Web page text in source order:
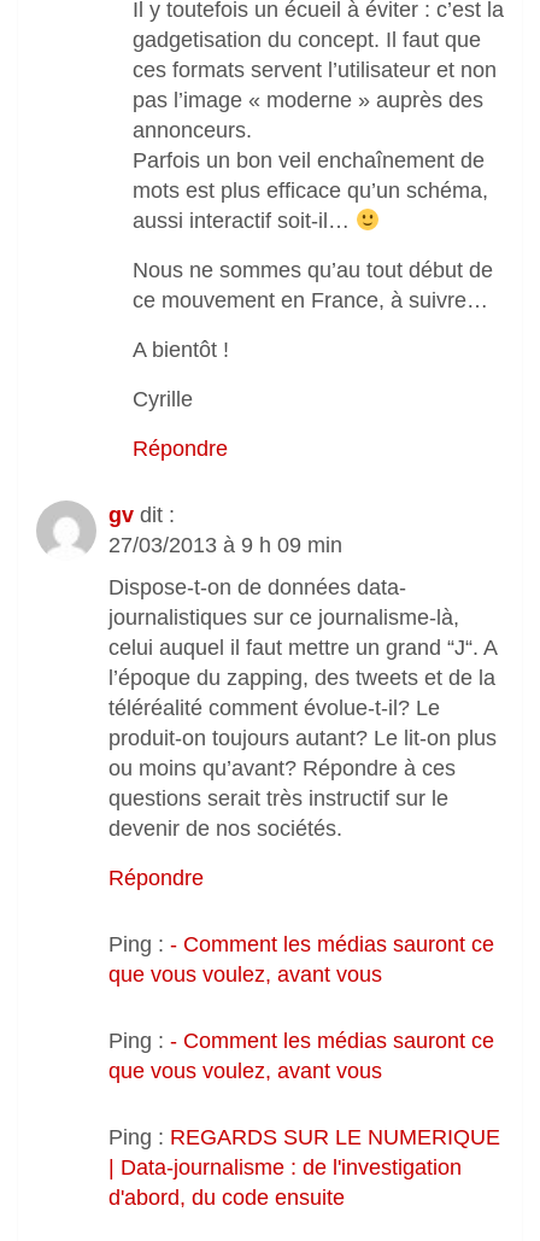
Il y toutefois un écueil à éviter : c’est la
gadgetisation du concept. Il faut que
ces formats servent l’utilisateur et non
pas l’image « moderne » auprès des
annonceurs.
Parfois un bon veil enchaînement de
mots est plus efficace qu’un schéma,
aussi interactif soit-il…
Nous ne sommes qu’au tout début de
ce mouvement en France, à suivre…
A bientôt !
Cyrille
Répondre
gv dit :
27/03/2013 à 9 h 09 min
Dispose-t-on de données data-
journalistiques sur ce journalisme-là,
celui auquel il faut mettre un grand “J“. A
l’époque du zapping, des tweets et de la
téléréalité comment évolue-t-il? Le
produit-on toujours autant? Le lit-on plus
ou moins qu’avant? Répondre à ces
questions serait très instructif sur le
devenir de nos sociétés.
Répondre
Ping : - Comment les médias sauront ce
que vous voulez, avant vous
Ping : - Comment les médias sauront ce
que vous voulez, avant vous
Ping : REGARDS SUR LE NUMERIQUE
| Data-journalisme : de l'investigation
d'abord, du code ensuite